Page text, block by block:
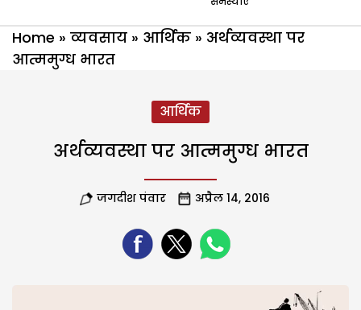
Home » व्यवसाय » आर्थिक » अर्थव्यवस्था पर
आत्ममुग्ध भारत
आर्थिक
अर्थव्यवस्था पर आत्ममुग्ध भारत
जगदीश पंवार अप्रैल 14, 2016